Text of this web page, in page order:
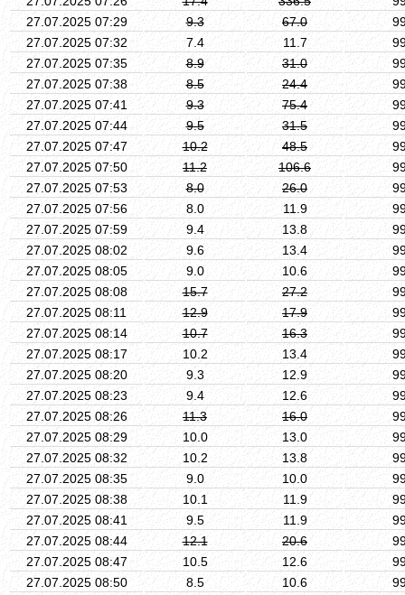
27.07.2025 07:29
9.3 67.0
27.07.2025 07:32
7.4 11.7
27.07.2025 07:35
8.9 31.0
27.07.2025 07:38
8.5 24.4
27.07.2025 07:41
9.3 75.4
27.07.2025 07:44
9.5 31.5
27.07.2025 07:47
10.2 48.5
27.07.2025 07:50
11.2 106.6
27.07.2025 07:53
8.0 26.0
27.07.2025 07:56
8.0 11.9
27.07.2025 07:59
9.4 13.8
27.07.2025 08:02
9.6 13.4
27.07.2025 08:05
9.0 10.6
27.07.2025 08:08
15.7 27.2
27.07.2025 08:11
12.9 17.9
27.07.2025 08:14
10.7 16.3
27.07.2025 08:17
10.2 13.4
27.07.2025 08:20
9.3 12.9
27.07.2025 08:23
9.4 12.6
27.07.2025 08:26
11.3 16.0
27.07.2025 08:29
10.0 13.0
27.07.2025 08:32
10.2 13.8
27.07.2025 08:35
9.0 10.0
27.07.2025 08:38
10.1 11.9
27.07.2025 08:41
9.5 11.9
27.07.2025 08:44
12.1 20.6
27.07.2025 08:47
10.5 12.6
27.07.2025 08:50
8.5 10.6